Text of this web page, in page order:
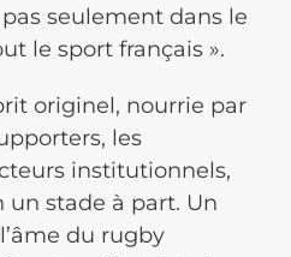
seulement dans le
le sport français ».
originel, nourrie par
les
institutionnels,
un stade à part. Un
du rugby